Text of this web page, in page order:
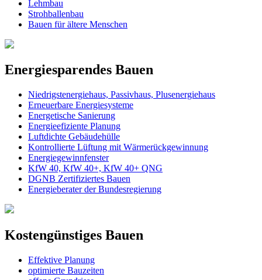
Lehmbau
Strohballenbau
Bauen für ältere Menschen
Energiesparendes Bauen
Niedrigstenergiehaus, Passivhaus, Plusenergiehaus
Erneuerbare Energiesysteme
Energetische Sanierung
Energieefiziente Planung
Luftdichte Gebäudehülle
Kontrollierte Lüftung mit Wärmerückgewinnung
Energiegewinnfenster
KfW 40, KfW 40+, KfW 40+ QNG
DGNB Zertifiziertes Bauen
Energieberater der Bundesregierung
Kostengünstiges Bauen
Effektive Planung
optimierte Bauzeiten